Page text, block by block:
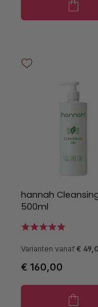
hannah
500ml
Varianten vanaf €
€ 160,00